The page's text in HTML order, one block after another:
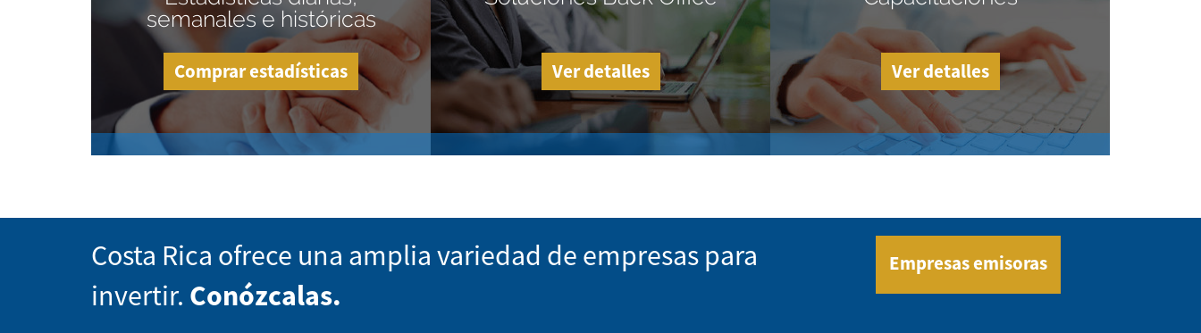
semanales e históricas
Comprar estadísticas Ver detalles Ver detalles
Costa Rica ofrece una amplia variedad de empresas para
invertir. Conózcalas.
Empresas emisoras